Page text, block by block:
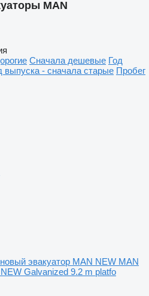
MAN
Сначала дешевые Год
выпуска - сначала старые Пробег
новый эвакуатор MAN NEW MAN
Galvanized 9.2 m platfo